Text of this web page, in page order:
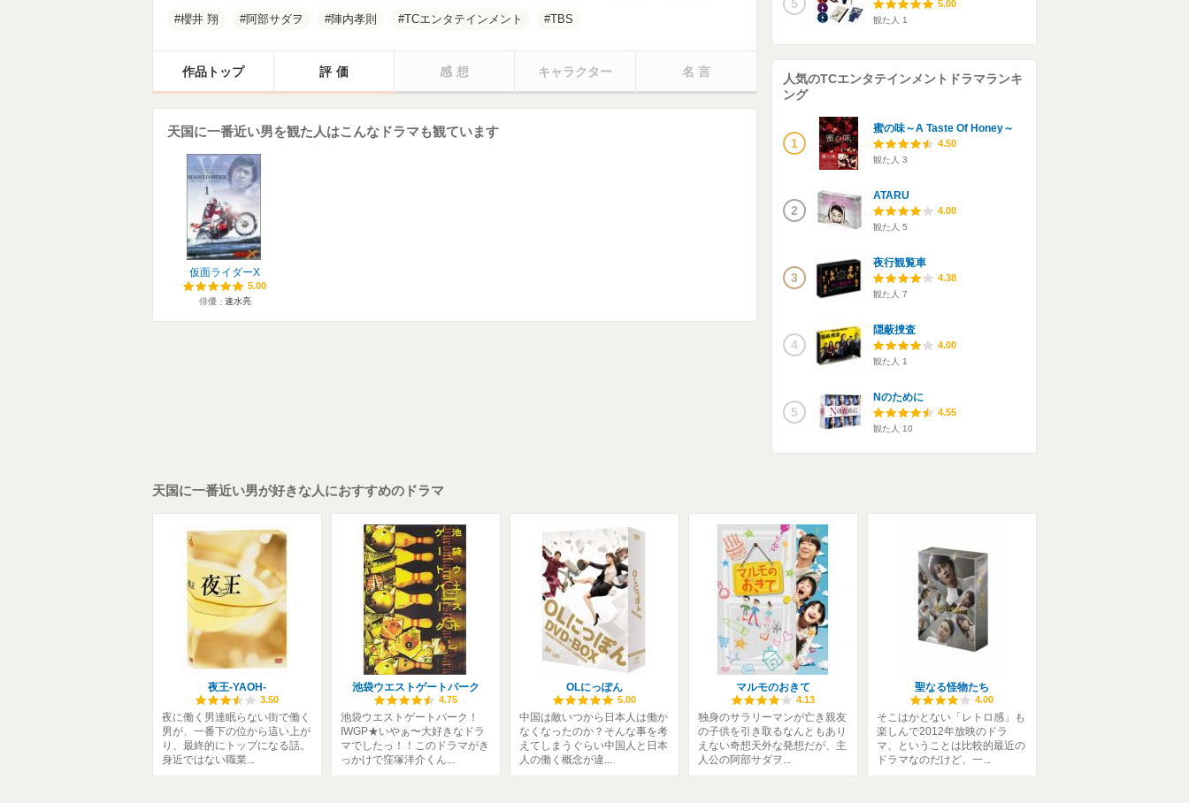
櫻井 翔 阿部サダヲ 陣内孝則 TCエンタテインメント TBS
作品トップ 評価 感想 キャラクター 名言
天国に一番近い男を観た人はこんなドラマも観ています
仮面ライダーX
5.00
5.00
俳優 速水亮
5 5.00
観た人 1
人気のTCエンタテインメントドラマランキ
ング
1
蜜の味～A Taste Of Honey～
4.50
観た人 3
2
ATARU
4.00
観た人 5
3
夜行観覧車
4.38
観た人 7
4
隠蔽捜査
4.00
観た人 1
5
Nのために
4.55
観た人 10
天国に一番近い男が好きな人におすすめのドラマ
夜王-YAOH-
3.50
夜に働く男達眠らない街で働く
男が、一番下の位から這い上が
り、最終的にトップになる話。
身近ではない職業...
池袋ウエストゲートパーク
4.75
池袋ウエストゲートパーク！
IWGP★いやぁ〜大好きなドラ
マでしたっ！！このドラマがき
っかけで窪塚洋介くん...
OLにっぽん
5.00
中国は敵いつから日本人は働か
なくなったのか？そんな事を考
えてしまうぐらい中国人と日本
人の働く概念が違...
マルモのおきて
4.13
独身のサラリーマンが亡き親友
の子供を引き取るなんともあり
えない奇想天外な発想だが、主
人公の阿部サダヲ...
聖なる怪物たち
4.00
そこはかとない「レトロ感」も
楽しんで2012年放映のドラ
マ、ということは比較的最近の
ドラマなのだけど、一...